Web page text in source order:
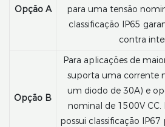
Opção A
para uma tensão
classificação IP65
contra
Opção B
Para aplicações de
suporta uma corrente
um diodo de 30A) e
nominal de 1500V
possui classificação